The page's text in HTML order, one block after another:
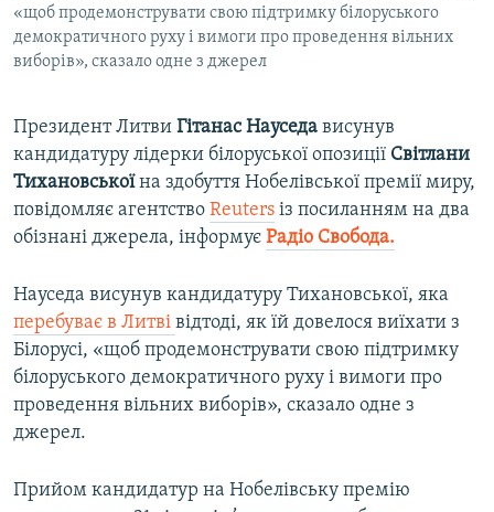
Усі сайти RFE/RL
«щоб продемонструвати свою підтримку білоруського
демократичного руху і вимоги про проведення вільних
виборів», сказало одне з джерел
Президент Литви Гітанас Науседа висунув
кандидатуру лідерки білоруської опозиції Світлани
Тихановськоїна здобуття Нобелівської премії миру,
повідомляє агентство Reuters із посиланням на два
обізнані джерела, інформує Радіо Свобода.
Науседа висунув кандидатуру Тихановської, яка
перебуває в Литві відтоді, як їй довелося виїхати з
Білорусі, «щоб продемонструвати свою підтримку
білоруського демократичного руху і вимоги про
проведення вільних виборів», сказало одне з
джерел.
Прийом кандидатур на Нобелівську премію